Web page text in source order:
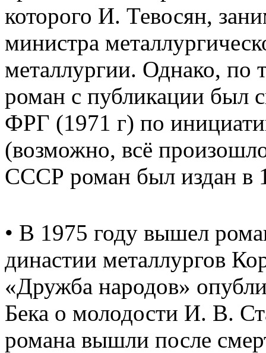
которого И. Тевосян,
министра
металлургии. Однако, по
роман с публикации был
ФРГ (1971 г) по
(возможно, всё
СССР роман был издан в
• В 1975 году вышел
династии металлургов
«Дружба народов»
Бека о молодости И. В.
романа вышли после